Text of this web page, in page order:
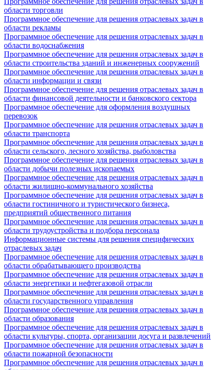
области торговли
Программное обеспечение для решения отраслевых задач в
области рекламы
Программное обеспечение для решения отраслевых задач в
области водоснабжения
Программное обеспечение для решения отраслевых задач в
области строительства зданий и инженерных сооружений
Программное обеспечение для решения отраслевых задач в
области информации и связи
Программное обеспечение для решения отраслевых задач в
области финансовой деятельности и банковского сектора
Программное обеспечение для оформления воздушных
перевозок
Программное обеспечение для решения отраслевых задач в
области транспорта
Программное обеспечение для решения отраслевых задач в
области сельского, лесного хозяйства, рыболовства
Программное обеспечение для решения отраслевых задач в
области добычи полезных ископаемых
Программное обеспечение для решения отраслевых задач в
области жилищно-коммунального хозяйства
Программное обеспечение для решения отраслевых задач в
области гостиничного и туристического бизнеса,
предприятий общественного питания
Программное обеспечение для решения отраслевых задач в
области трудоустройства и подбора персонала
Информационные системы для решения специфических
отраслевых задач
Программное обеспечение для решения отраслевых задач в
области обрабатывающего производства
Программное обеспечение для решения отраслевых задач в
области энергетики и нефтегазовой отрасли
Программное обеспечение для решения отраслевых задач в
области государственного управления
Программное обеспечение для решения отраслевых задач в
области образования
Программное обеспечение для решения отраслевых задач в
области культуры, спорта, организации досуга и развлечений
Программное обеспечение для решения отраслевых задач в
области пожарной безопасности
Программное обеспечение для решения отраслевых задач в